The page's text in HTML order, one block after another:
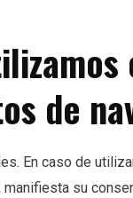
de
En caso de
su